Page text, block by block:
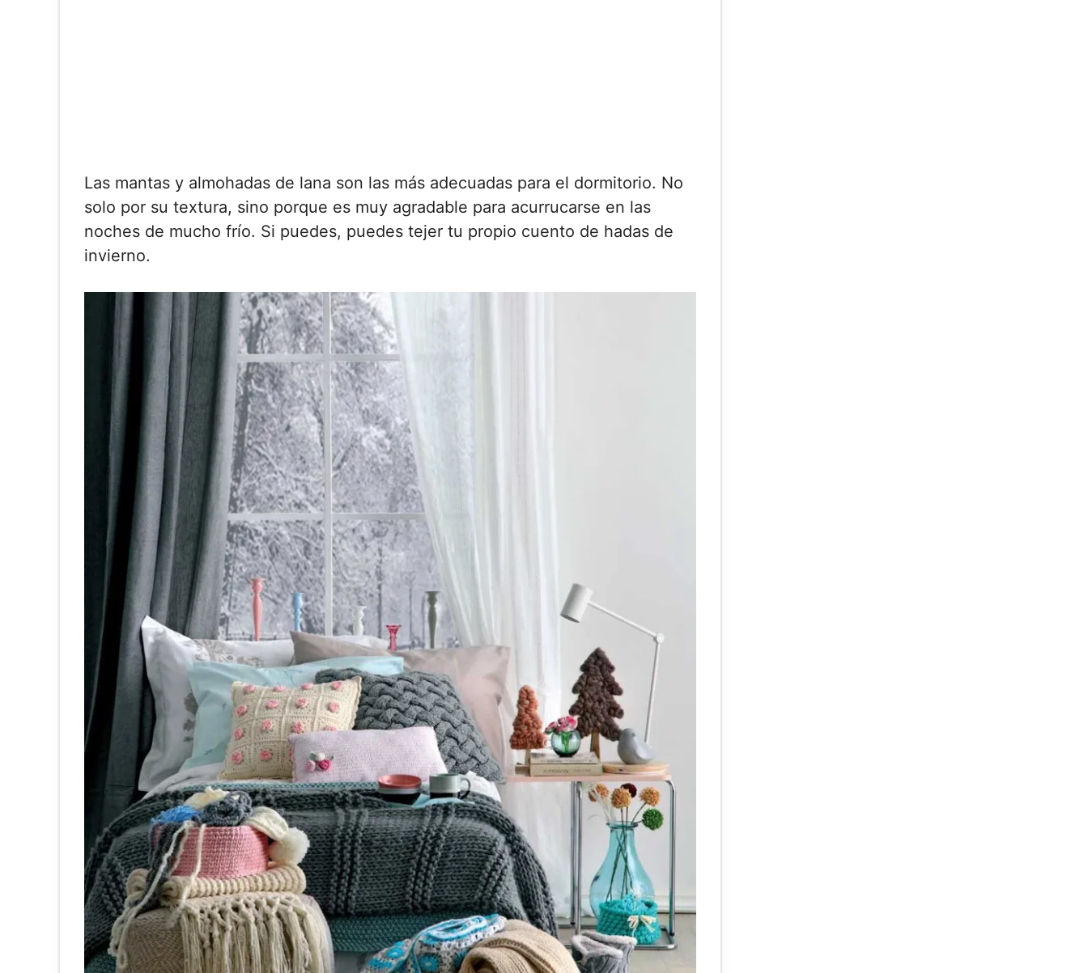
Las mantas y almohadas de lana son las más adecuadas para el dormitorio. No
solo por su textura, sino porque es muy agradable para acurrucarse en las
noches de mucho frío. Si puedes, puedes tejer tu propio cuento de hadas de
invierno.